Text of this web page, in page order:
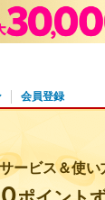
会員登録
ービス＆使い
ントGETするには
はエントリー